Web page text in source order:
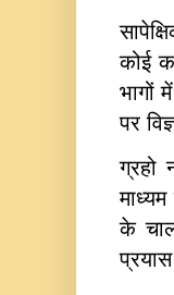
कोई
भागों
पर
ग्रहो
के